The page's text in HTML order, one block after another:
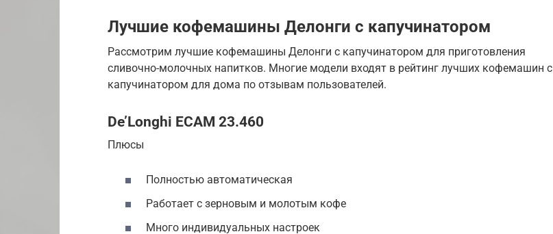
Лучшие кофемашины Делонги с капучинатором
Рассмотрим лучшие кофемашины Делонги с капучинатором для приготовления
сливочно-молочных напитков. Многие модели входят в рейтинг лучших кофемашин с
капучинатором для дома по отзывам пользователей.
De’Longhi ECAM 23.460
Плюсы
Полностью автоматическая
Работает с зерновым и молотым кофе
Много индивидуальных настроек